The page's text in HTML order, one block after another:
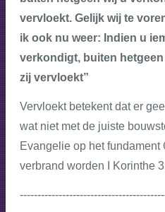
vervloekt. Gelijk wij te
ik ook nu weer: Indien u
verkondigt, buiten
zij vervloekt”
Vervloekt betekent dat er
wat niet met de juiste
Evangelie op het
verbrand worden I Korinthe